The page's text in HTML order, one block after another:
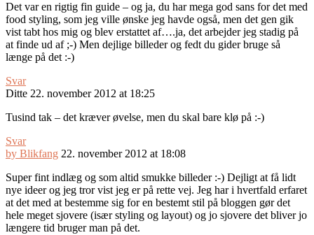
Det var en rigtig fin guide – og ja, du har mega god sans for det med
food styling, som jeg ville ønske jeg havde også, men det gen gik
vist tabt hos mig og blev erstattet af….ja, det arbejder jeg stadig på
at finde ud af ;-) Men dejlige billeder og fedt du gider bruge så
længe på det :-)
Svar
Ditte 22. november 2012 at 18:25
Tusind tak – det kræver øvelse, men du skal bare klø på :-)
Svar
by Blikfang 22. november 2012 at 18:08
Super fint indlæg og som altid smukke billeder :-) Dejligt at få lidt
nye ideer og jeg tror vist jeg er på rette vej. Jeg har i hvertfald erfaret
at det med at bestemme sig for en bestemt stil på bloggen gør det
hele meget sjovere (især styling og layout) og jo sjovere det bliver jo
længere tid bruger man på det.